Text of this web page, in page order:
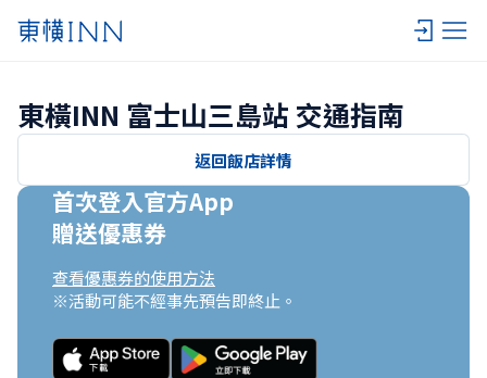
東橫INN 富士山三島站 交通指南
返回飯店詳情
首次登入官方App
贈送優惠券
查看優惠券的使用方法
※活動可能不經事先預告即終止。